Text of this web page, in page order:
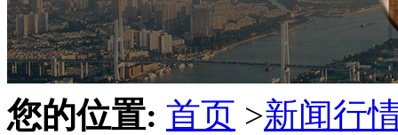
您的位置: 首页 >新闻行